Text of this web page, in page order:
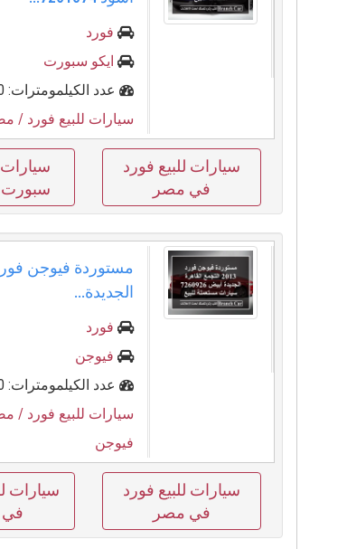
فورد
ايكو سبورت
عدد الكيلمومترات: 199000 كم
سيارات للبيع فورد /
سيارات للبيع فورد
في مصر
سيارات
الجديدة...
فورد
فيوجن
عدد الكيلمومترات: 170000 كم
سيارات للبيع فورد /
فيوجن
سيارات للبيع فورد
في مصر
سيارات
في